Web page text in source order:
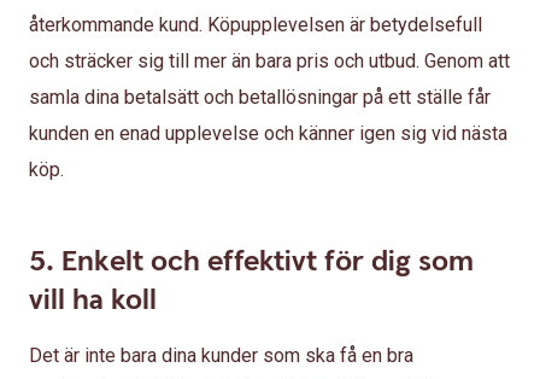
återkommande kund. Köpupplevelsen är betydelsefull
och sträcker sig till mer än bara pris och utbud. Genom att
samla dina betalsätt och betallösningar på ett ställe får
kunden en enad upplevelse och känner igen sig vid nästa
köp.
5. Enkelt och effektivt för dig som
vill ha koll
Det är inte bara dina kunder som ska få en bra